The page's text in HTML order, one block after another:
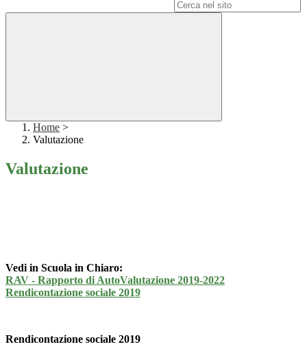
Home >
Valutazione
Valutazione
Vedi in Scuola in Chiaro:
RAV - Rapporto di AutoValutazione 2019-2022
Rendicontazione sociale 2019
Rendicontazione sociale 2019